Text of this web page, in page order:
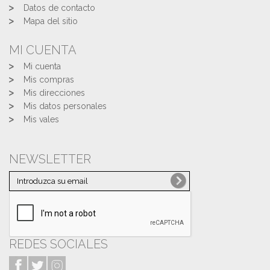
Datos de contacto
Mapa del sitio
MI CUENTA
Mi cuenta
Mis compras
Mis direcciones
Mis datos personales
Mis vales
NEWSLETTER
REDES SOCIALES